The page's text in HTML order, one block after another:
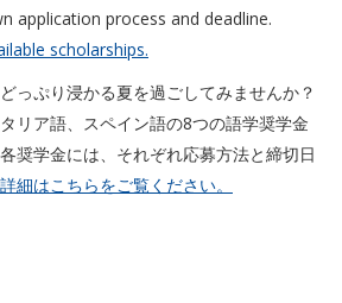
application process and deadline.
scholarships.
っぷり浸かる夏を過ごしてみませんか？
リア語、スペイン語の8つの語学奨学金
奨学金には、それぞれ応募方法と締切日
細はこちらをご覧ください。